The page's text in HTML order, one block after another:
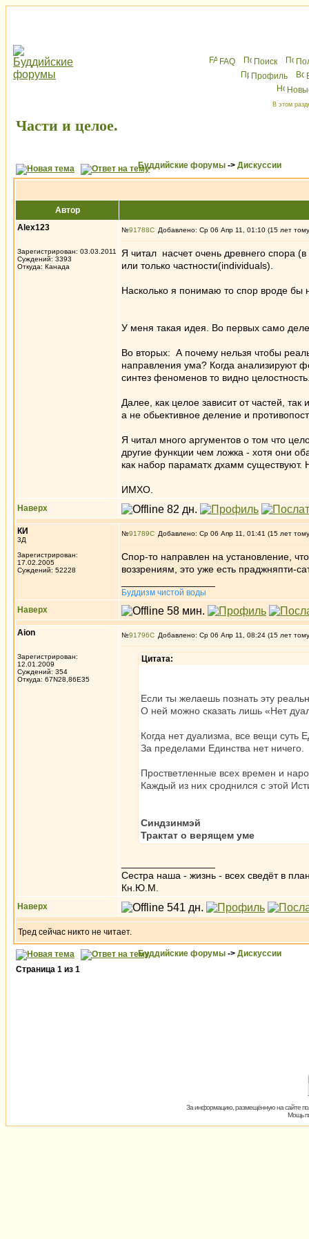
FAQ Поиск
Профиль
В этом
Части и целое.
Буддийские форумы -> Дискуссии
Автор
Alex123
Зарегистрирован: 03.03.2011
Суждений: 3393
Откуда: Канада
№91788 Добавлено: Ср 06 Апр 11, 01:10 (15 лет
Я читал насчет очень древнего спора
или только частности(individuals).
Насколько я понимаю то спор вроде бы
У меня такая идея. Во первых само
Во вторых: А почему нельзя чтобы
направления ума? Когда анализируют
синтез феноменов то видно
Далее, как целое зависит от частей,
а не обьективное деление и
Я читал много аргументов о том что
другие функции чем ложка - хотя они
как набор параматх дхамм существуют.
ИМХО.
Наверх
КИ
3Д
Зарегистрирован:
17.02.2005
Суждений: 52228
№91789 Добавлено: Ср 06 Апр 11, 01:41 (15 лет
Спор-то направлен на установление,
воззрениям, это уже есть праджняпти-
Буддизм чистой воды
Наверх
Aion
Зарегистрирован:
12.01.2009
Суждений: 354
Откуда: 67N28,86E35
№91796 Добавлено: Ср 06 Апр 11, 08:24 (15 лет
Цитата:
Если ты желаешь познать эту
О ней можно сказать лишь «Нет
Когда нет дуализма, все вещи суть
За пределами Единства нет ничего.
Простветленные всех времен и
Каждый из них сроднился с этой
Синдзинмэй
Трактат о верящем уме
Сестра наша - жизнь - всех сведёт в
Кн.Ю.М.
Наверх
Тред сейчас никто не читает.
Буддийские форумы -> Дискуссии
Страница 1 из 1
За информацию, размещённую на сайте
Мощь